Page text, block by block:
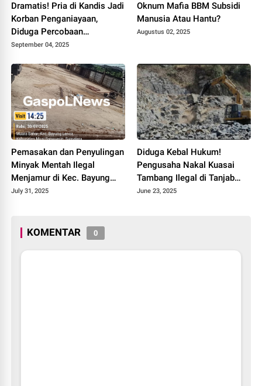
Dramatis! Pria di Kandis Jadi
Korban Penganiayaan,
Diduga Percobaan
Perampokan Rp8 Juta
September 04, 2025
Oknum Mafia BBM Subsidi
Manusia Atau Hantu?
Augustus 02, 2025
Pemasakan dan Penyulingan
Minyak Mentah Ilegal
Menjamur di Kec. Bayung
Lencir
July 31, 2025
Diduga Kebal Hukum!
Pengusaha Nakal Kuasai
Tambang Ilegal di Tanjab
Barat, Negara Dirugikan,
June 23, 2025
KOMENTAR 0